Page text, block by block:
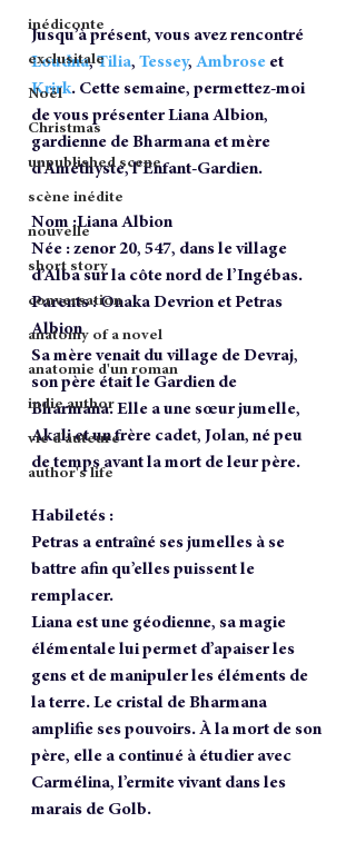
inédiconte
exclusitale
Noël
Christmas
unpublished scene
scène inédite
nouvelle
short story
conversation
anatomy of a novel
anatomie d'un roman
indie author
vie d'auteure
author's life
Jusqu’à présent, vous avez rencontré
Loudna, Tilia, Tessey, Ambrose et
Krirk. Cette semaine, permettez-moi
de vous présenter Liana Albion,
gardienne de Bharmana et mère
d’Améthyste, l’Enfant-Gardien.
Nom :Liana Albion
Née : zenor 20, 547, dans le village
d’Alba sur la côte nord de l’Ingébas.
Parents : Onaka Devrion et Petras
Albion
Sa mère venait du village de Devraj,
son père était le Gardien de
Bharmana. Elle a une sœur jumelle,
Akali et un frère cadet, Jolan, né peu
de temps avant la mort de leur père.
Habiletés :
Petras a entraîné ses jumelles à se
battre afin qu’elles puissent le
remplacer.
Liana est une géodienne, sa magie
élémentale lui permet d’apaiser les
gens et de manipuler les éléments de
la terre. Le cristal de Bharmana
amplifie ses pouvoirs. À la mort de son
père, elle a continué à étudier avec
Carmélina, l’ermite vivant dans les
marais de Golb.